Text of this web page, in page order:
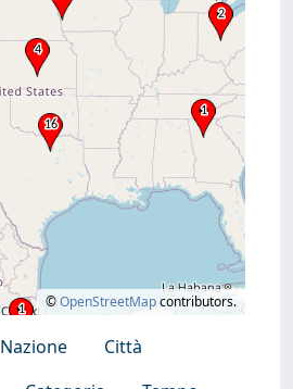
©OpenStreetMapcontributors.
Nazione
Città